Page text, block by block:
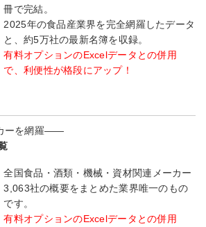
冊で完結。
2025年の食品産業界を完全網羅したデータ
と、約5万社の最新名簿を収録。
有料オプションのExcelデータとの併用
で、利便性が格段にアップ！
ーを網羅――
全国食品・酒類・機械・資材関連メーカー
3,063社の概要をまとめた業界唯一のもの
です。
有料オプションのExcelデータとの併用